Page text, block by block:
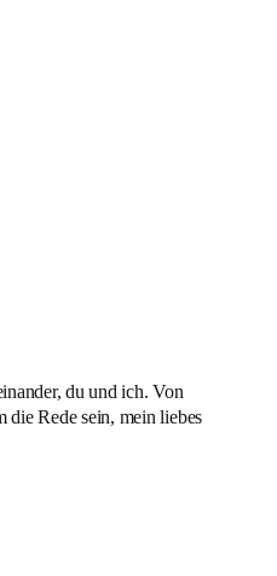
du und ich. Von
die Rede sein, mein liebes